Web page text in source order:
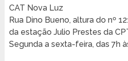
CAT Nova Luz
Rua Dino Bueno, altura do nº
da estação Julio Prestes da
Segunda a sexta-feira, das 7h